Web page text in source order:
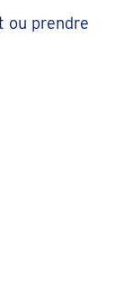
ou prendre